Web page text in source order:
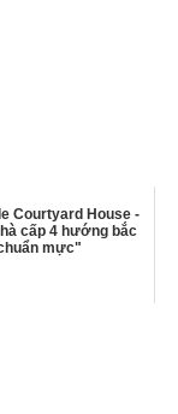
Courtyard House -
cấp 4 hướng bắc
mực"